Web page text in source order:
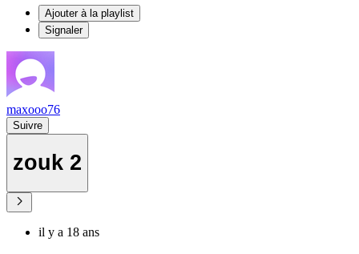
Ajouter à la playlist
Signaler
maxooo76
Suivre
zouk 2
il y a 18 ans